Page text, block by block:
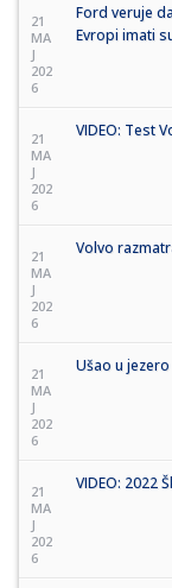
21
MA
J
202
6
Ford veruje
Evropi imati
21
MA
J
202
6
VIDEO: Test
21
MA
J
202
6
Volvo
21
MA
J
202
6
Ušao u
21
MA
J
202
6
VIDEO: 2022